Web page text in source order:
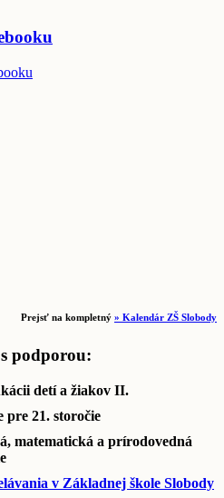
Prejsť na kompletný » Kalendár ZŠ Slobody
podporou:
detí a žiakov II.
pre 21. storočie
matematická a prírodovedná
v Základnej škole Slobody